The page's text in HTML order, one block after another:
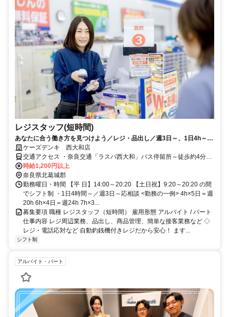
レジスタッフ(短時間)
あなたに合う働き方を見つけよう／レジ・品出し／週3日～、1日4h～
OK／未経験OK／昇給有／社割有
ケーズデンキ 西大和店
交通アクセス ・奈良交通「ラスパ西大和」バス停留所～徒歩約4分
≪JR「王寺」駅南口 バスロータリー2番から 奈良交通16系統「服部
記念病院行き」に乗車～約15分≫ ≪近鉄「五位堂」駅 バスロータリ
ー2番から 奈良交通17系統「王寺駅行き」に乗車～約15分≫
時給1,200円以上
奈良県北葛城郡
勤務曜日・時間 【平 日】14:00～20:20 【土日祝】9:20～20:20 の間
でシフト制 ・1日4時間～／週3日～応相談 <勤務の一例> 4h×5日＝週
20h 6h×4日＝週24h 7h×3...
募集要項 職種 レジスタッフ（短時間） 雇用形態 アルバイト / パート
仕事内容 レジ周辺業務、品出し、商品管理、簡単な接客業務など ◇
レジ・電話応対など 自動釣銭機付きレジだから安心！ ます...
シフト制
アルバイト・パート